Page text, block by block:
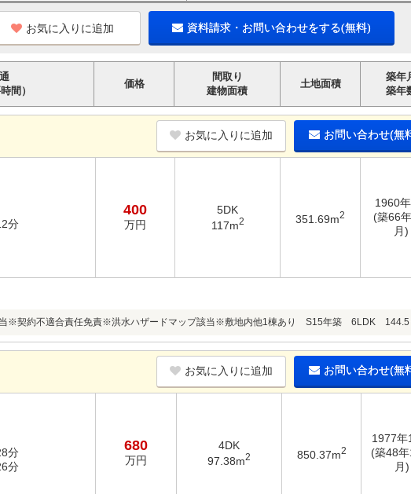
お気に入りに追加 資料請求・お問い合わせをする(無料)
間）
価格
間取り
建物面積
土地面積
築年
築年
お気に入りに追加 お問い合わせ(無
分
400
万円
5DK
117m2 351.69m2
1960
(築66
月)
※契約不適合責任免責※洪水ハザードマップ該当※敷地内他1棟あり S15年築 6LDK 144.5
お気に入りに追加 お問い合わせ(無
分
分
680
万円
4DK
97.38m2 850.37m2
1977年
(築48
月)